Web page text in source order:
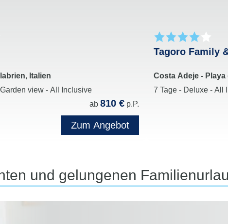
, Italien
view - All Inclusive
ab 810 €p.P.
Zum Angebot
Tagoro Family
Costa Adeje - Playa
7 Tage - Deluxe - All
und gelungenen